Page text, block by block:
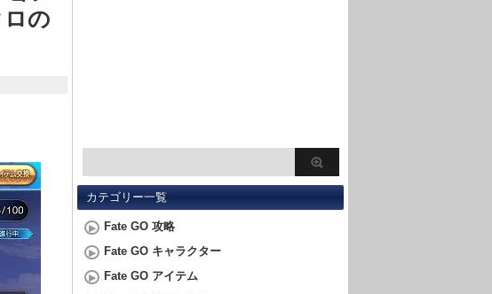
の
カテゴリー一覧
Fate GO 攻略
Fate GO キャラクター
Fate GO アイテム